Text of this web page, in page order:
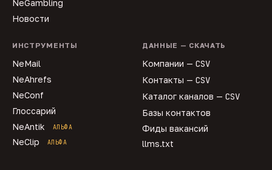
NeGambling
Новости
ИНСТРУМЕНТЫ
NeMail
NeAhrefs
NeConf
Глоссарий
NeAntik
АЛЬФА
NeClip АЛЬФА
ДАННЫЕ — СКАЧАТЬ
Компании — CSV
Контакты — CSV
Каталог каналов — CSV
Базы контактов
Фиды вакансий
llms.txt